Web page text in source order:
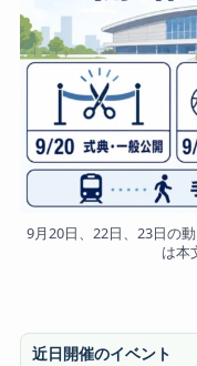
9月20日、22日、23日の
は本
近日開催のイベント